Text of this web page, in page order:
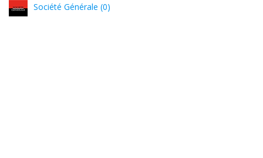
Société Générale (0)